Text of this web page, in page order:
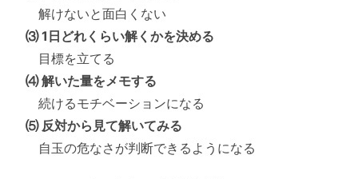
解けないと面白くない
⑶ 1日どれくらい解くかを決める
目標を立てる
⑷ 解いた量をメモする
続けるモチベーションになる
⑸ 反対から見て解いてみる
自玉の危なさが判断できるようになる